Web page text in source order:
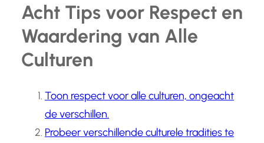
Acht Tips voor Respect en
Waardering van Alle
Culturen
Toon respect voor alle culturen, ongeacht
de verschillen.
Probeer verschillende culturele tradities te